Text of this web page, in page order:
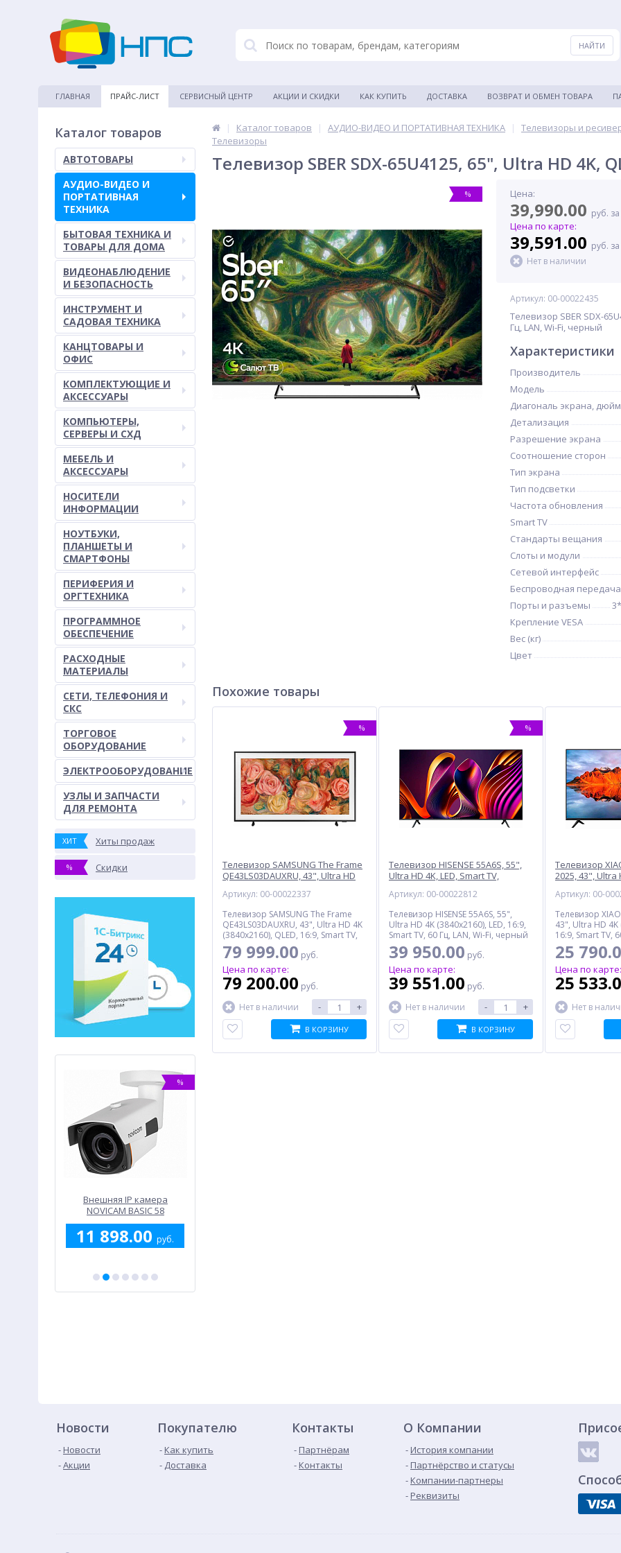
ГЛАВНАЯ ПРАЙС-ЛИСТ СЕРВИСНЫЙ ЦЕНТР АКЦИИ И СКИДКИ КАК КУПИТЬ ДОСТАВКА ВОЗВРАТ И ОБМЕН ТОВАРА
Каталог товаров
АВТОТОВАРЫ
АУДИО-ВИДЕО И
ПОРТАТИВНАЯ
ТЕХНИКА
БЫТОВАЯ ТЕХНИКА И
ТОВАРЫ ДЛЯ ДОМА
ВИДЕОНАБЛЮДЕНИЕ
И БЕЗОПАСНОСТЬ
ИНСТРУМЕНТ И
САДОВАЯ ТЕХНИКА
КАНЦТОВАРЫ И
ОФИС
КОМПЛЕКТУЮЩИЕ И
АКСЕССУАРЫ
КОМПЬЮТЕРЫ,
СЕРВЕРЫ И СХД
МЕБЕЛЬ И
АКСЕССУАРЫ
НОСИТЕЛИ
ИНФОРМАЦИИ
НОУТБУКИ,
ПЛАНШЕТЫ И
СМАРТФОНЫ
ПЕРИФЕРИЯ И
ОРГТЕХНИКА
ПРОГРАММНОЕ
ОБЕСПЕЧЕНИЕ
РАСХОДНЫЕ
МАТЕРИАЛЫ
СЕТИ, ТЕЛЕФОНИЯ И
СКС
ТОРГОВОЕ
ОБОРУДОВАНИЕ
ЭЛЕКТРООБОРУДОВАНИЕ
УЗЛЫ И ЗАПЧАСТИ
ДЛЯ РЕМОНТА
ХИТ Хиты продаж
% Скидки
%
Внешняя IP камера
NOVICAM BASIC 58
11 898.00 руб.
| Каталог товаров | АУДИО-ВИДЕО И ПОРТАТИВНАЯ ТЕХНИКА | Телевизоры и
Телевизоры
Телевизор SBER SDX-65U4125, 65", Ultra HD 4K,
% Цена:
39,990.00 руб.
Цена по карте:
39,591.00 руб.
Нет в наличии
Артикул: 00-00022435
Телевизор SBER SDX-
Гц, LAN, Wi-Fi, черный
Характеристики
Производитель
Модель
Диагональ экрана, дюйм
Детализация
Разрешение экрана
Соотношение сторон
Тип экрана
Тип подсветки
Частота обновления
Smart TV
Стандарты вещания
Слоты и модули
Сетевой интерфейс
Беспроводная
Порты и разъемы
Крепление VESA
Вес (кг)
Цвет
Похожие товары
%
Телевизор SAMSUNG The Frame
QE43LS03DAUXRU, 43", Ultra HD
Артикул: 00-00022337
Телевизор SAMSUNG The Frame
QE43LS03DAUXRU, 43", Ultra HD 4K
(3840x2160), QLED, 16:9, Smart TV,
60 Гц, LAN, Wi-Fi, черный
79 999.00 руб.
Цена по карте:
79 200.00 руб.
Нет в наличии
- +
В КОРЗИНУ
%
Телевизор HISENSE 55A6S, 55",
Ultra HD 4K, LED, Smart TV,
Артикул: 00-00022812
Телевизор HISENSE 55A6S, 55",
Ultra HD 4K (3840x2160), LED, 16:9,
Smart TV, 60 Гц, LAN, Wi-Fi, черный
39 950.00 руб.
Цена по карте:
39 551.00 руб.
Нет в наличии
- +
В КОРЗИНУ
Телевизор
2025, 43", Ultra
Артикул: 00-
Телевизор
43", Ultra HD 4K
16:9, Smart TV,
черный
25
Цена по карте:
25
Нет в
Новости
Новости
Акции
Покупателю
Как купить
Доставка
Контакты
Партнёрам
Контакты
О Компании
История компании
Партнёрство и статусы
Компании-партнеры
Реквизиты